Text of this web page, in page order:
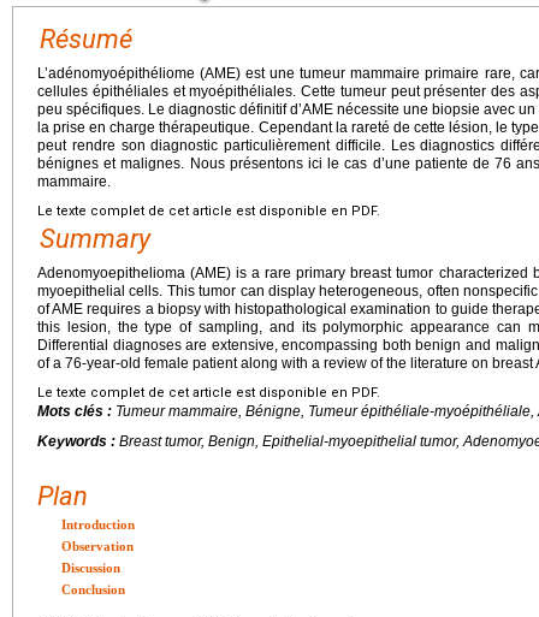
Résumé
L’adénomyoépithéliome (AME) est une tumeur mammaire primaire rare,
cellules épithéliales et myoépithéliales. Cette tumeur peut présenter des
peu spécifiques. Le diagnostic définitif d’AME nécessite une biopsie avec
la prise en charge thérapeutique. Cependant la rareté de cette lésion, le
peut rendre son diagnostic particulièrement difficile. Les diagnostics
bénignes et malignes. Nous présentons ici le cas d’une patiente de 76
mammaire.
Le texte complet de cet article est disponible en PDF.
Summary
Adenomyoepithelioma (AME) is a rare primary breast tumor
myoepithelial cells. This tumor can display heterogeneous, often
of AME requires a biopsy with histopathological examination to guide
this lesion, the type of sampling, and its polymorphic appearance can
Differential diagnoses are extensive, encompassing both benign and
of a 76-year-old female patient along with a review of the literature on breast
Le texte complet de cet article est disponible en PDF.
Mots clés : Tumeur mammaire, Bénigne, Tumeur épithéliale-
Keywords : Breast tumor, Benign, Epithelial-myoepithelial tumor,
Plan
Introduction
Observation
Discussion
Conclusion